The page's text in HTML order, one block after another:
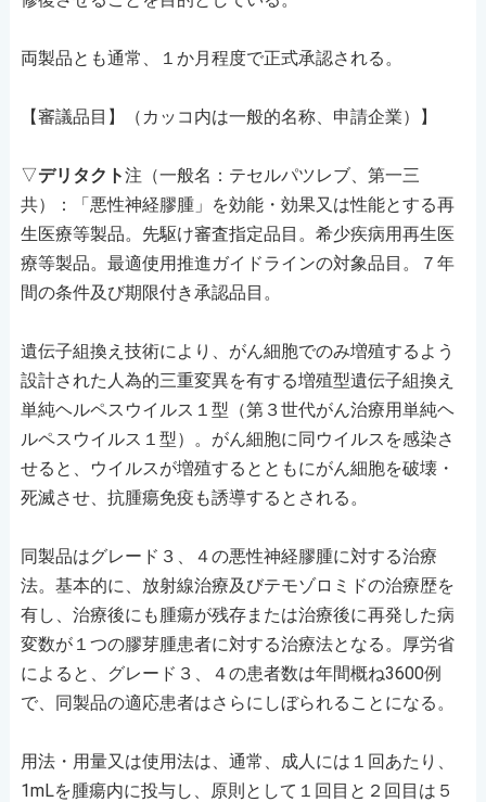
両製品とも通常、１か月程度で正式承認される。
【審議品目】（カッコ内は一般的名称、申請企業）】
▽デリタクト注（一般名：テセルパツレブ、第一三
共）：「悪性神経膠腫」を効能・効果又は性能とする再
生医療等製品。先駆け審査指定品目。希少疾病用再生医
療等製品。最適使用推進ガイドラインの対象品目。７年
間の条件及び期限付き承認品目。
遺伝子組換え技術により、がん細胞でのみ増殖するよう
設計された人為的三重変異を有する増殖型遺伝子組換え
単純ヘルペスウイルス１型（第３世代がん治療用単純ヘ
ルペスウイルス１型）。がん細胞に同ウイルスを感染さ
せると、ウイルスが増殖するとともにがん細胞を破壊・
死滅させ、抗腫瘍免疫も誘導するとされる。
同製品はグレード３、４の悪性神経膠腫に対する治療
法。基本的に、放射線治療及びテモゾロミドの治療歴を
有し、治療後にも腫瘍が残存または治療後に再発した病
変数が１つの膠芽腫患者に対する治療法となる。厚労省
によると、グレード３、４の患者数は年間概ね3600例
で、同製品の適応患者はさらにしぼられることになる。
用法・用量又は使用法は、通常、成人には１回あたり、
1mLを腫瘍内に投与し、原則として１回目と２回目は５